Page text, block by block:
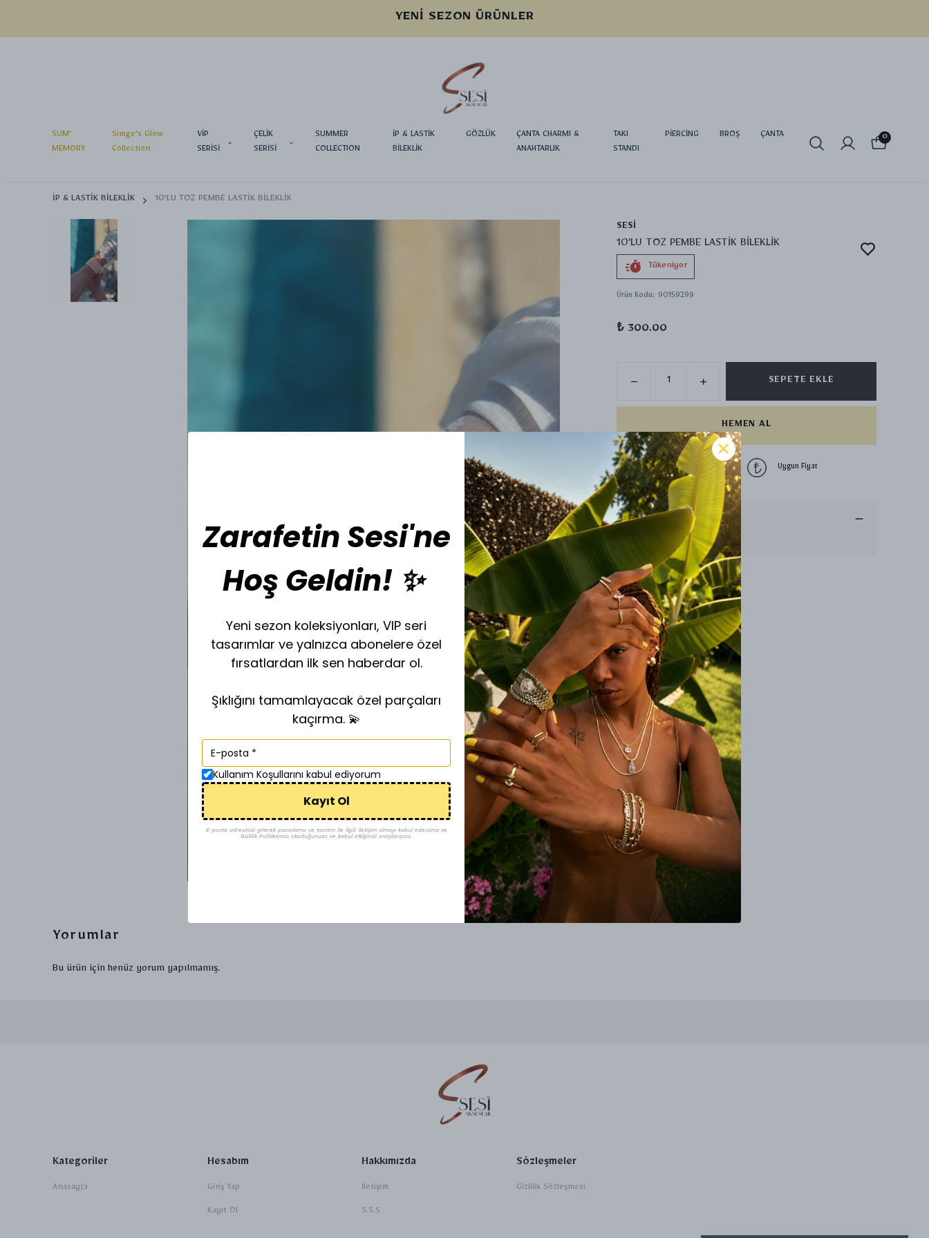
YENI SEZON ÜRÜNLER
SUM'
MEMORY
Simge's Glow
Collection
VİP
SERİSİ
ÇELİK
SERİSİ
SUMMER
COLLECTION
İP & LASTİK
BİLEKLİK
GÖZLÜK
ÇANTA CHARMI &
ANAHTARLIK
TAKI
STANDI
PİERCİNG BROŞ ÇANTA 0
İP & LASTİK BİLEKLİK 10'LU TOZ PEMBE LASTİK BİLEKLİK
SESİ
10'LU TOZ PEMBE LASTİK BİLEKLİK
Tükeniyor
Ürün Kodu: 90159299
₺ 300.00
SEPETE EKLE
HEMEN AL
1500 TL üzeri
ücretsiz kargo
Uygun Fiyat
Ürün Açıklaması
Hızlı ve güvenli kargo. ✨
Yorumlar
Bu ürün için henüz yorum yapılmamış.
Kategoriler
Anasayfa
Hesabım
Giriş Yap
Kayıt Ol
Hakkımızda
İletişim
S.S.S
Sözleşmeler
Gizlilik Sözleşmesi
Zarafetin Sesi'ne
Hoş Geldin! ✨
Yeni sezon koleksiyonları, VIP seri
tasarımlar ve yalnızca abonelere özel
fırsatlardan ilk sen haberdar ol.
Şıklığını tamamlayacak özel parçaları
kaçırma. 💫
Kullanım Koşullarını kabul ediyorum
Kayıt Ol
E-posta adresinizi girerek pazarlama ve tanıtım ile ilgili iletişim almayı kabul edersiniz ve
Gizlilik Politikamızı okuduğunuzu ve kabul ettiğinizi onaylarsınız.